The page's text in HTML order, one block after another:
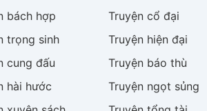
bách hợp Truyệncổ đại
trọng sinh Truyện hiện đại
cung đấu Truyện báo thù
hài hước Truyện ngọt sủng